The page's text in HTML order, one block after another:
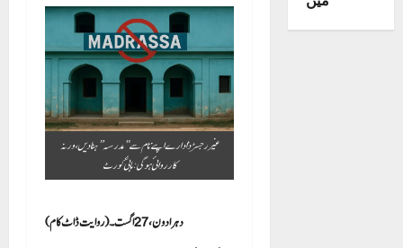
غیر رجسٹرڈ ادارے اپنے نام سے ”مدرسہ“ہٹا دیں، ورنہ
کارروائی ہوگی: ہائی کورٹ
دہرادون، 27 اگست۔ ( روایت ڈاٹ کام)